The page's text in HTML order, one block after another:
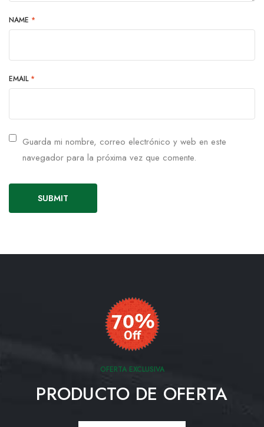
NAME *
EMAIL *
Guarda mi nombre, correo electrónico y web en este
navegador para la próxima vez que comente.
OFERTA EXCLUSIVA
PRODUCTO DE OFERTA